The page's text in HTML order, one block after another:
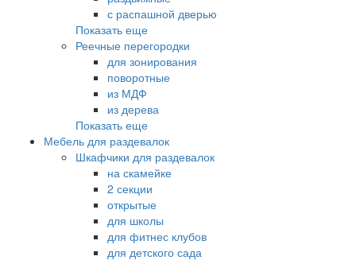
с распашной дверью
Показать еще
Реечные перегородки
для зонирования
поворотные
из МДФ
из дерева
Показать еще
Мебель для раздевалок
Шкафчики для раздевалок
на скамейке
2 секции
открытые
для школы
для фитнес клубов
для детского сада